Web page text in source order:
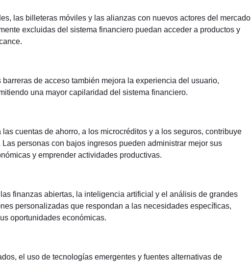
las billeteras móviles y las alianzas con nuevos actores del mercado
excluidas del sistema financiero puedan acceder a productos y
de acceso también mejora la experiencia del usuario,
una mayor capilaridad del sistema financiero.
cuentas de ahorro, a los microcréditos y a los seguros, contribuye
personas con bajos ingresos pueden administrar mejor sus
y emprender actividades productivas.
finanzas abiertas, la inteligencia artificial y el análisis de grandes
personalizadas que respondan a las necesidades específicas,
oportunidades económicas.
el uso de tecnologías emergentes y fuentes alternativas de